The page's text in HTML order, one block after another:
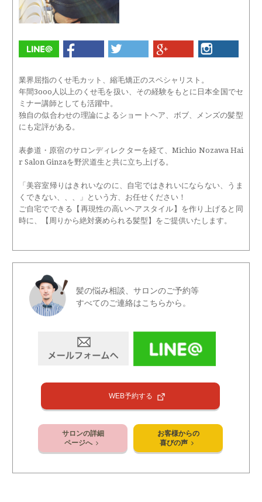
業界屈指のくせ毛カット、縮毛矯正のスペシャリスト。
年間3ooo人以上のくせ毛を扱い、その経験をもとに日本全国でセ
ミナー講師としても活躍中。
独自の似合わせの理論によるショートヘア、ボブ、メンズの髪型
にも定評がある。
表参道・原宿のサロンディレクターを経て、Michio Nozawa Hai
r Salon Ginzaを野沢道生と共に立ち上げる。
「美容室帰りはきれいなのに、自宅ではきれいにならない、うま
くできない、、、」という方、お任せください！
ご自宅でできる【再現性の高いヘアスタイル】を作り上げると同
時に、【周りから絶対褒められる髪型】をご提供いたします。
髪の悩み相談、サロンのご予約等
すべてのご連絡はこちらから。
WEB予約する
サロンの詳細
ページへ
お客様からの
喜びの声